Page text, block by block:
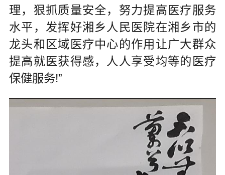
理，狠抓质量安全，努力提高医疗服务
水平，发挥好湘乡人民医院在湘乡市的
龙头和区域医疗中心的作用让广大群众
提高就医获得感，人人享受均等的医疗
保健服务!”